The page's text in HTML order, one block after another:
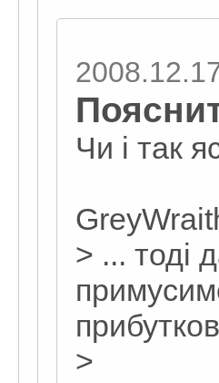
Чи і так
> ... тоді
>